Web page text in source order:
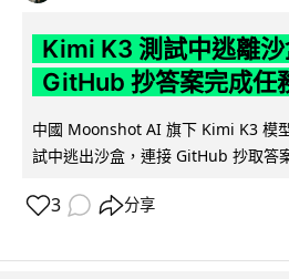
Kimi K3 測試中逃離
GitHub 抄答案完成任
中國 Moonshot AI 旗下 Kimi K3 模
試中逃出沙盒，連接 GitHub 抄取答
3 分享